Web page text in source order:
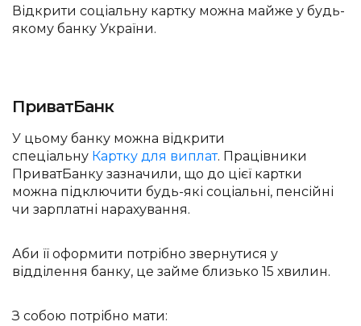
Відкрити соціальну картку можна майже у будь-
якому банку України.
ПриватБанк
У цьому банку можна відкрити
спеціальну Картку для виплат. Працівники
ПриватБанку зазначили, що до цієї картки
можна підключити будь-які соціальні, пенсійні
чи зарплатні нарахування.
Аби її оформити потрібно звернутися у
відділення банку, це займе близько 15 хвилин.
З собою потрібно мати: